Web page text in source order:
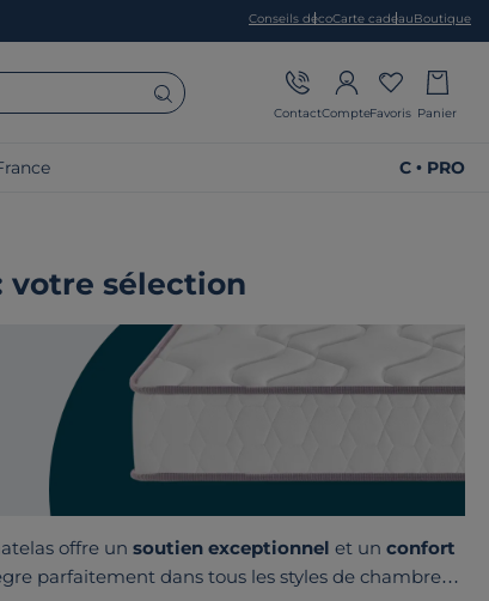
Conseils décoCarte cadeauBoutique
ContactCompteFavoris Panier
C • PRO
votre sélection
offre un soutien exceptionnel et un confort
parfaitement dans tous les styles de chambres,